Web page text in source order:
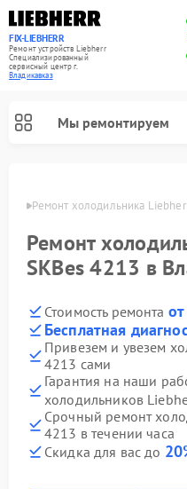
FIX-LIEBHERR
Ремонт устройств Liebherr
Специализированный
cервисный центр г.
Владикавказ
Мы ремонтируем
Ремонт холодильника
Ремонт
SKBes 4213 в
Стоимость ремонта
Бесплатная
Привезем и увезем
4213 сами
Гарантия на наши
холодильников
Срочный ремонт
4213 в течении часа
Скидка для вас до